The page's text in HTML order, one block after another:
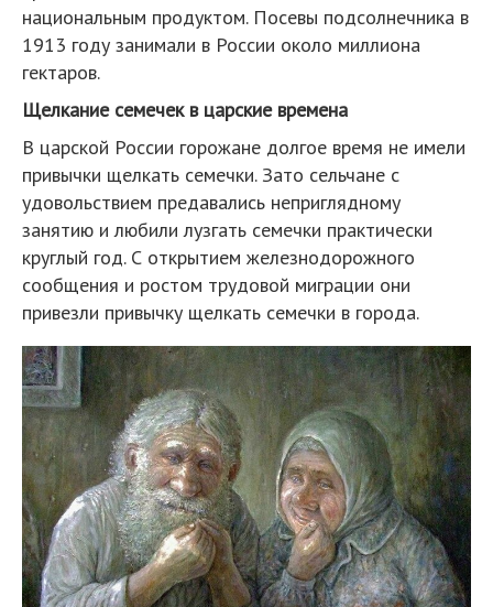
национальным продуктом. Посевы подсолнечника в
1913 году занимали в России около миллиона
гектаров.
Щелкание семечек в царские времена
В царской России горожане долгое время не имели
привычки щелкать семечки. Зато сельчане с
удовольствием предавались неприглядному
занятию и любили лузгать семечки практически
круглый год. С открытием железнодорожного
сообщения и ростом трудовой миграции они
привезли привычку щелкать семечки в города.